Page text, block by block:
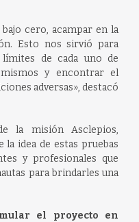
cero, acampar en la
Esto nos sirvió para
de cada uno de
y encontrar el
adversas», destacó
la misión Asclepios,
idea de estas pruebas
y profesionales que
para brindarles una
el proyecto en